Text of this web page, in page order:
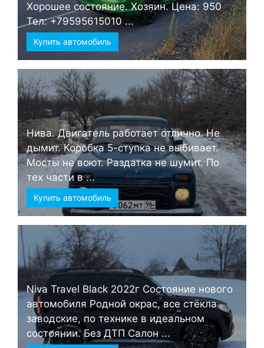
Хорошее состояние. Хозяин. Цена: 950
Тел: +79595615010 ...
Купить автомобиль
Нива. Двигатель работает отлично. Не
дымит. Коробка 5-ступка не выбивает.
Мосты не воют. Раздатка не шумит. По
тех части в ...
Купить автомобиль
Niva Travel Black 2022г Состояние нового
автомобиля Родной окрас, все стёкла
заводские, по технике в идеальном
состоянии. Без ДТП Салон ...